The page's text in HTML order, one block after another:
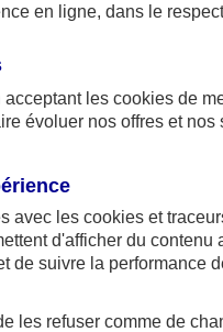
en ligne, dans le
acceptant les cookies de
évoluer nos offres et nos
avec les cookies et
d'afficher du contenu
de suivre la performance
les refuser comme de